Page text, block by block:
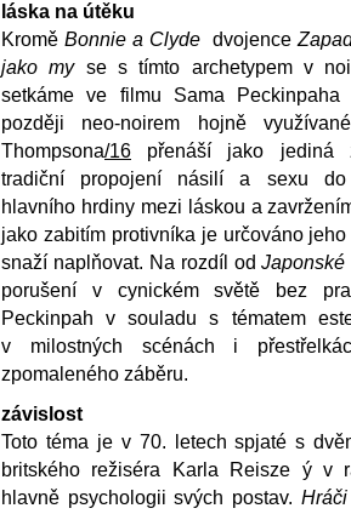
láska na útěku
Kromě Bonnie a Clyde dvojence
jako myse s tímto archetypem v
setkáme ve filmu Sama
později neo-noirem hojně
Thompsona/16 přenáší jako jediná
tradiční propojení násilí a sexu do
hlavního hrdiny mezi láskou a
jako zabitím protivníka je určováno
snaží naplňovat. Na rozdíl odJaponské
porušení v cynickém světě bez
Peckinpah v souladu s tématem
v milostných scénách i
zpomaleného záběru.
závislost
Toto téma je v 70. letech spjaté s
britského režiséra Karla Reisze ý v
hlavně psychologii svých postav. Hráči